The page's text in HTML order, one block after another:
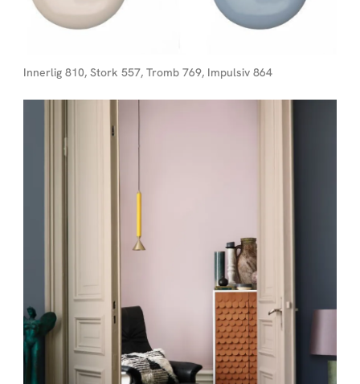
Innerlig 810, Stork 557, Tromb 769, Impulsiv 864